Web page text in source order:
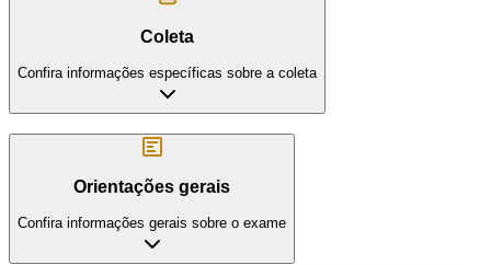
Coleta
Confira informações específicas sobre a coleta
Orientações gerais
Confira informações gerais sobre o exame